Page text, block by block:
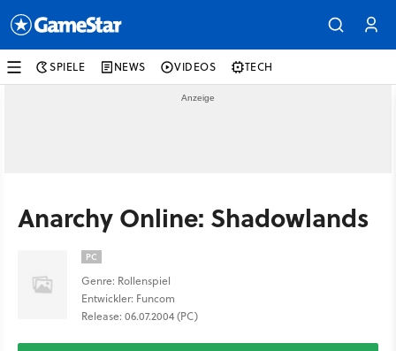
SPIELE NEWS VIDEOS TECH
Anarchy Online: Shadowlands
PC
Genre: Rollenspiel
Entwickler: Funcom
Release: 06.07.2004 (PC)